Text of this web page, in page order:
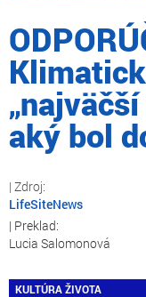
aký bol
LifeSiteNews
Lucia Salomonová
KULTÚRA ŽIVOTA